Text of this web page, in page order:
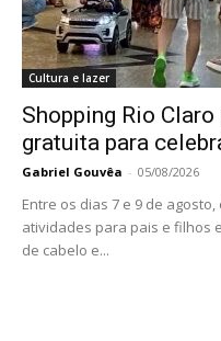
Cultura e lazer
Shopping Rio
gratuita para
Gabriel Gouvêa - 05/08/2026
Entre os dias 7 e 9 de
atividades para pais e filhos
de cabelo e...